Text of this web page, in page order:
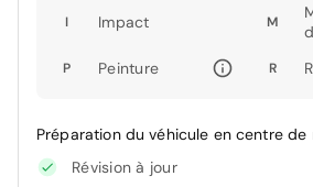
I Impact M
P Peinture R
Préparation du véhicule en centre
Révision à jour